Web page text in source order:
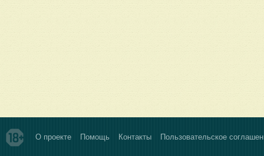
О проекте Помощь Контакты Пользовательское